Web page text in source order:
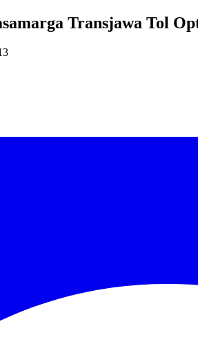
Transjawa Tol